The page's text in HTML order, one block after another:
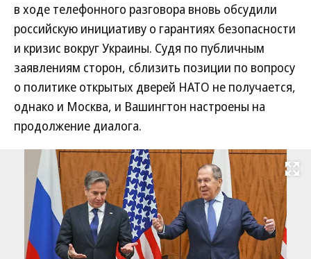
в ходе телефонного разговора вновь обсудили
российскую инициативу о гарантиях безопасности
и кризис вокруг Украины. Судя по публичным
заявлениям сторон, сблизить позиции по вопросу
о политике открытых дверей НАТО не получается,
однако и Москва, и Вашингтон настроены на
продолжение диалога.
Развернуть